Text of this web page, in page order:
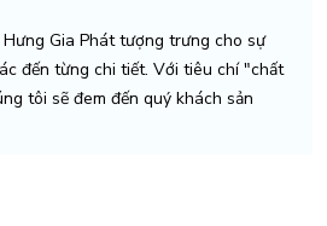
Gia Phát tượng trưng cho sự
đến từng chi tiết. Với tiêu chí "chất
tôi sẽ đem đến quý khách sản